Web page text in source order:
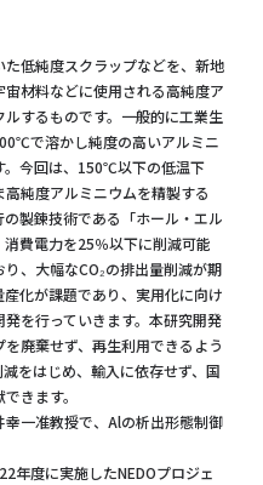
低純度スクラップなどを、新地
材料などに使用される高純度ア
するものです。一般的に工業生
で溶かし純度の高いアルミニ
。今回は、150℃以下の低温下
純度アルミニウムを精製する
の製錬技術である「ホール・エル
費電力を25％以下に削減可能
、大幅なCO₂の排出量削減が期
化が課題であり、実用化に向け
を行っていきます。本研究開発
廃棄せず、再生利用できるよう
をはじめ、輸入に依存せず、国
きます。
一准教授で、Alの析出形態制御
年度に実施したNEDOプロジェ